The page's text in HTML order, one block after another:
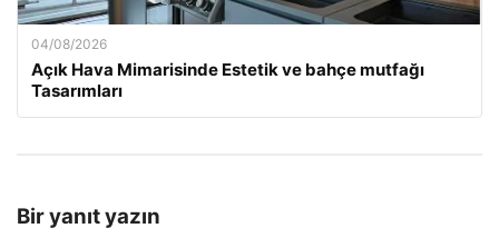
04/08/2026
Açık Hava Mimarisinde Estetik ve bahçe mutfağı
Tasarımları
Bir yanıt yazın